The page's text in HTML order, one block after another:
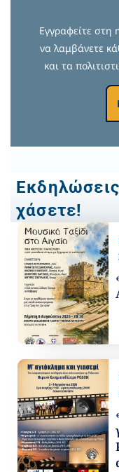
Εγγραφείτε
να λαμβάνετε
και τα
χάσετε!